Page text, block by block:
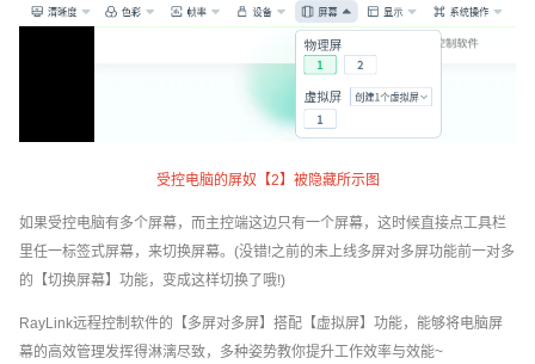
受控电脑的屏奴【2】被隐藏所示图
如果受控电脑有多个屏幕，而主控端这边只有一个屏幕，这时候直接点工具栏
里任一标签式屏幕，来切换屏幕。(没错!之前的未上线多屏对多屏功能前一对多
的【切换屏幕】功能，变成这样切换了哦!)
RayLink远程控制软件的【多屏对多屏】搭配【虚拟屏】功能，能够将电脑屏
幕的高效管理发挥得淋漓尽致，多种姿势教你提升工作效率与效能~